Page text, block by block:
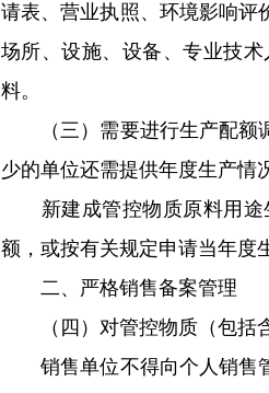
请表、营业执照、环境影响评
场所、设施、设备、专业技
料。
（三）需要进行生产配额调
少的单位还需提供年度生产情
新建成管控物质原料用途
额，或按有关规定申请当年度
二、严格销售备案管理
（四）对管控物质（包括含
销售单位不得向个人销售管